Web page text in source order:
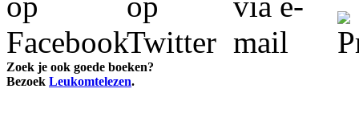
Zoek je ook goede boeken?
Bezoek Leukomtelezen.